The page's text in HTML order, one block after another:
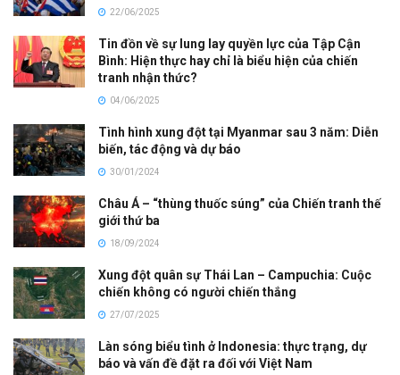
22/06/2025
Tin đồn về sự lung lay quyền lực của Tập Cận
Bình: Hiện thực hay chỉ là biểu hiện của chiến
tranh nhận thức?
04/06/2025
Tình hình xung đột tại Myanmar sau 3 năm: Diễn
biến, tác động và dự báo
30/01/2024
Châu Á – “thùng thuốc súng” của Chiến tranh thế
giới thứ ba
18/09/2024
Xung đột quân sự Thái Lan – Campuchia: Cuộc
chiến không có người chiến thắng
27/07/2025
Làn sóng biểu tình ở Indonesia: thực trạng, dự
báo và vấn đề đặt ra đối với Việt Nam